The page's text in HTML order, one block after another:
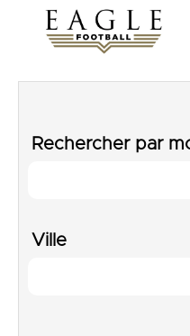
Rechercher par
Ville